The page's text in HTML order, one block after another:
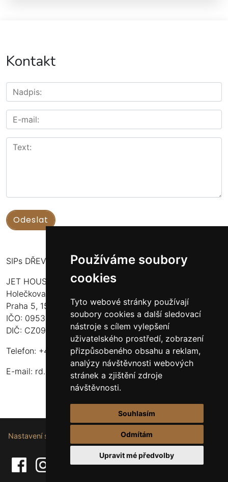
Používáme soubory
cookies
Tyto webové stránky používají
soubory cookies a další sledovací
nástroje s cílem vylepšení
uživatelského prostředí, zobrazení
přizpůsobeného obsahu a reklam,
analýzy návštěvnosti webových
stránek a zjištění zdroje
návštěvnosti.
Souhlasím
Odmítám
Upravit mé předvolby
Kontakt
SIPs DŘEVOSTAVBY
JET HOUSE S.R.O.
Holečkova 789/49
Praha 5, 150 00
IČO: 09532935
DIČ: CZ09532935
Telefon: +420 737 107 003
E-mail: rd.drevostavby@gmail.com
Nastavení souborů cookie.